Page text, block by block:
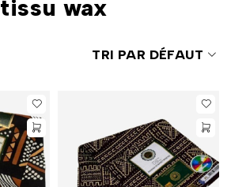
tissu wax
TRI PAR DÉFAUT